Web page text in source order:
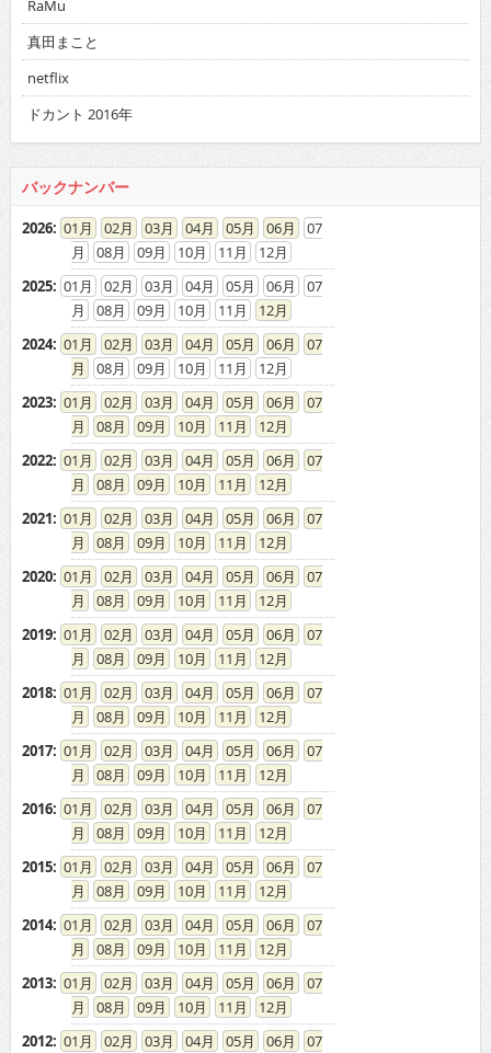
RaMu
真田まこと
netflix
ドカント 2016年
バックナンバー
2026: 01 02 03 04 05 06
07
08
09 10 11
12
2025: 01 02 03 04 05 06
07
08
09 10 11
12
2024: 01 02 03 04 05 06
07
08
09 10 11
12
2023: 01 02 03 04 05 06
07
08
09 10 11
12
2022: 01 02 03 04 05 06
07
08
09 10 11
12
2021: 01 02 03 04 05 06
07
08
09 10 11
12
2020: 01 02 03 04 05 06
07
08
09 10 11
12
2019: 01 02 03 04 05 06
07
08
09 10 11
12
2018: 01 02 03 04 05 06
07
08
09 10 11
12
2017: 01 02 03 04 05 06
07
08
09 10 11
12
2016: 01 02 03 04 05 06
07
08
09 10 11
12
2015: 01 02 03 04 05 06
07
08
09 10 11
12
2014: 01 02 03 04 05 06
07
08
09 10 11
12
2013: 01 02 03 04 05 06
07
08
09 10 11
12
2012: 01 02 03 04 05 06
07